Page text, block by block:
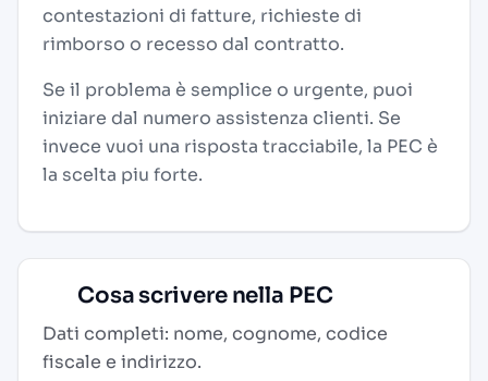
contestazioni di fatture, richieste di
rimborso o recesso dal contratto.
Se il problema è semplice o urgente, puoi
iniziare dal numero assistenza clienti. Se
invece vuoi una risposta tracciabile, la PEC è
la scelta piu forte.
Cosa scrivere nella PEC
Dati completi: nome, cognome, codice
fiscale e indirizzo.